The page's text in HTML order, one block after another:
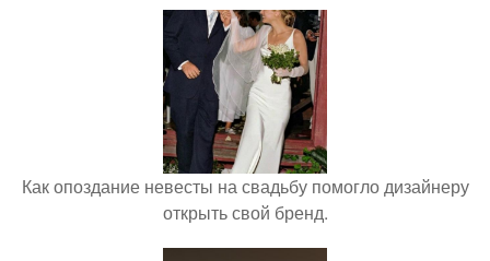
Как опоздание невесты на свадьбу помогло дизайнеру
открыть свой бренд.